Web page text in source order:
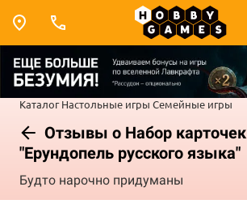
Каталог Настольные игры Семейные игры
Отзывы о Набор карточек
"Ерундопель русского языка"
Будто нарочно придуманы